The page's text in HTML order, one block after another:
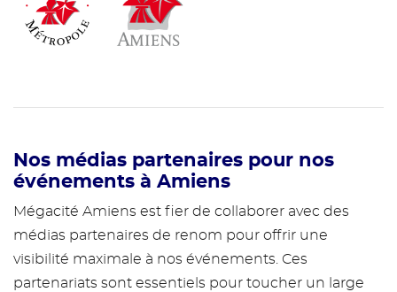
Nos médias partenaires pour nos
événements à Amiens
Mégacité Amiens est fier de collaborer avec des
médias partenaires de renom pour offrir une
visibilité maximale à nos événements. Ces
partenariats sont essentiels pour toucher un large